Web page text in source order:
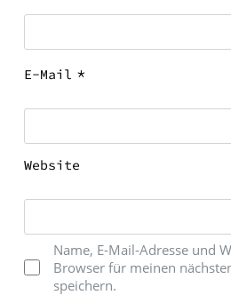
E-Mail *
Website
Name, E-Mail-Adresse und
Browser für meinen
speichern.